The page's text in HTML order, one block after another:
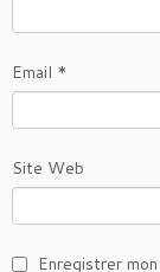
Email *
Site Web
Enregistrer